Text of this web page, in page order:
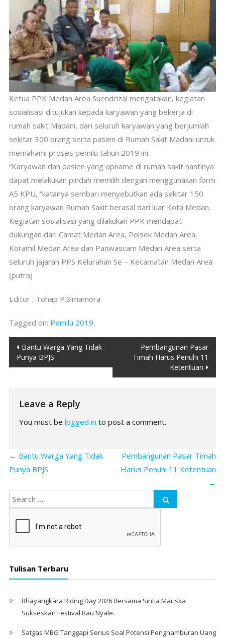
Ketua PPK Medan Area Suendrizal mengatakan, kegiatan
sosialisasi ditujukan kepada karyawan yang bekerja di
rumah sakit Madani, dari seluruh karyawan yang berjumlah
sekitar 300 orang serta pasien di Rumah Sakit Madani untuk
memahami proses pemilu tahun 2019 ini.
“Karyawan dan pasien yang opname di rumah sakit nantinya
dapat melakukan pindah memilih dengan menggunakan form
A5 KPU, “katanya sembari menyebutkan ada sekitar 150
orang karyawan Rumah Sakit berasal dari luar Kota Medan.
Kegiatan sosialisasi yang dilakukan PPK mendapat
dukungan dari Camat Medan Area, Polsek Medan Area,
Koramil Medan Area dan Panwascam Medan Area serta
seluruh jajaran PPS Kelurahan Se – Kecamatan Medan Area.
(putra)
Editor : Tohap P.Simamora
Tagged on: Pemilu 2019
Post
navigation
Bantu Warga Yang Tidak
Punya BPJS
Pembangunan Pasar
Timah Harus Penuhi 11
Ketentuan
Leave a Reply
You must be logged in to post a comment.
← Bantu Warga Yang Tidak
Punya BPJS
Pembangunan Pasar Timah
Harus Penuhi 11 Ketentuan
→
Tulisan Terbaru
Bhayangkara Riding Day 2026 Bersama Sintia Mariska
Sukseskan Festival Bau Nyale. ‎
Satgas MBG Tanggapi Serius Soal Potensi Penghamburan Uang